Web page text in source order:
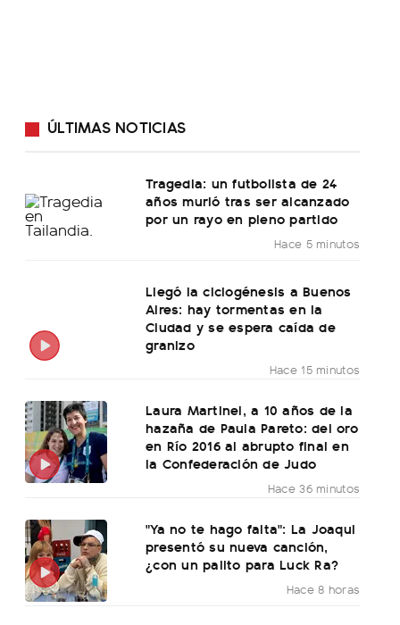
ÚLTIMAS NOTICIAS
Tragedia: un futbolista de 24
años murió tras ser alcanzado
por un rayo en pleno partido
Hace 5 minutos
Llegó la ciclogénesis a Buenos
Aires: hay tormentas en la
Ciudad y se espera caída de
granizo
Hace 15 minutos
Laura Martinel, a 10 años de la
hazaña de Paula Pareto: del oro
en Río 2016 al abrupto final en
la Confederación de Judo
Hace 36 minutos
"Ya no te hago falta": La Joaqui
presentó su nueva canción,
¿con un palito para Luck Ra?
Hace 8 horas